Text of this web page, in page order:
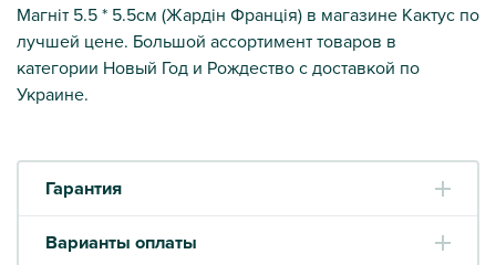
Магніт 5.5 * 5.5см (Жардін Франція) в магазине Кактус по
лучшей цене. Большой ассортимент товаров в
категории Новый Год и Рождество с доставкой по
Украине.
Гарантия
Варианты оплаты